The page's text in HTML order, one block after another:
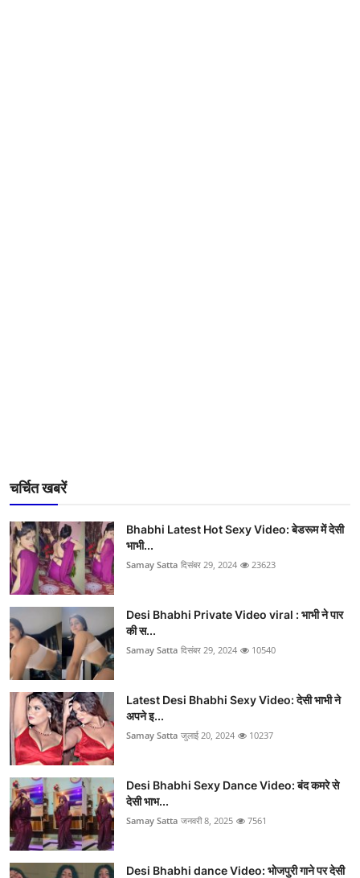
चर्चित खबरें
Bhabhi Latest Hot Sexy Video: बेडरूम में देसी
भाभी...
Samay Satta दिसंबर 29, 2024 23623
Desi Bhabhi Private Video viral : भाभी ने पार
की स...
Samay Satta दिसंबर 29, 2024 10540
Latest Desi Bhabhi Sexy Video: देसी भाभी ने
अपने इ...
Samay Satta जुलाई 20, 2024 10237
Desi Bhabhi Sexy Dance Video: बंद कमरे से
देसी भाभ...
Samay Satta जनवरी 8, 2025 7561
Desi Bhabhi dance Video: भोजपुरी गाने पर देसी